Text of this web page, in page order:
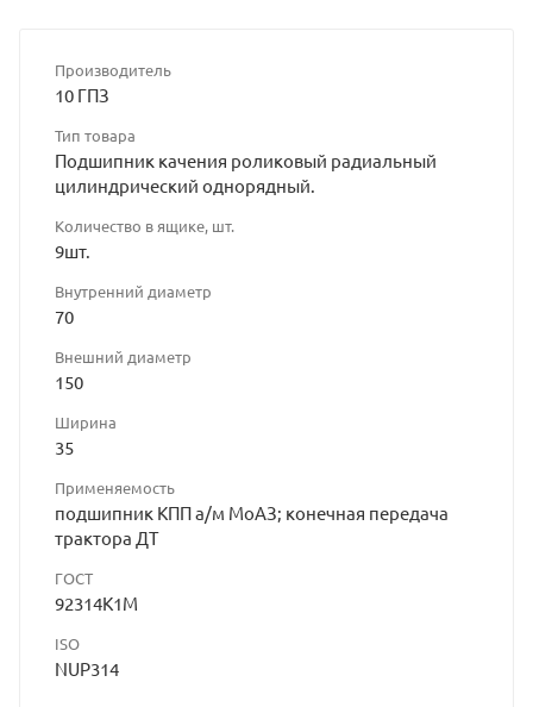
Производитель
10 ГПЗ
Тип товара
Подшипник качения роликовый радиальный
цилиндрический однорядный.
Количество в ящике, шт.
9шт.
Внутренний диаметр
70
Внешний диаметр
150
Ширина
35
Применяемость
подшипник КПП а/м МоАЗ; конечная передача
трактора ДТ
ГОСТ
92314К1М
ISO
NUP314